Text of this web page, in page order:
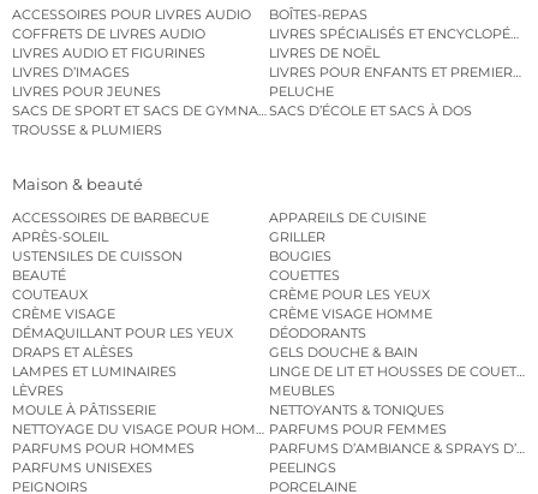
ACCESSOIRES POUR LIVRES AUDIO
BOÎTES-REPAS
COFFRETS DE LIVRES AUDIO
LIVRES SPÉCIALISÉS ET
LIVRES AUDIO ET FIGURINES
LIVRES DE NOËL
LIVRES D’IMAGES
LIVRES POUR ENFANTS ET PREMIERS
LIVRES POUR JEUNES
PELUCHE
SACS DE SPORT ET SACS DE GYMNASTIQUESACS D’ÉCOLE ET SACS À DOS
TROUSSE & PLUMIERS
Maison & beauté
ACCESSOIRES DE BARBECUE
APPAREILS DE CUISINE
APRÈS-SOLEIL
GRILLER
USTENSILES DE CUISSON
BOUGIES
BEAUTÉ
COUETTES
COUTEAUX
CRÈME POUR LES YEUX
CRÈME VISAGE
CRÈME VISAGE HOMME
DÉMAQUILLANT POUR LES YEUX
DÉODORANTS
DRAPS ET ALÈSES
GELS DOUCHE & BAIN
LAMPES ET LUMINAIRES
LINGE DE LIT ET HOUSSES DE COUETTE
LÈVRES
MEUBLES
MOULE À PÂTISSERIE
NETTOYANTS & TONIQUES
NETTOYAGE DU VISAGE POUR HOMMESPARFUMS POUR FEMMES
PARFUMS POUR HOMMES
PARFUMS D’AMBIANCE & SPRAYS
PARFUMS UNISEXES
PEELINGS
PEIGNOIRS
PORCELAINE